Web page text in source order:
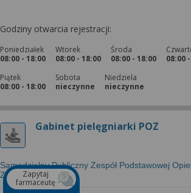
Godziny otwarcia rejestracji:
Poniedziałek
08:00 - 18:00
Wtorek
08:00 - 18:00
Środa
08:00 - 18:00
08:00
Piątek
08:00 - 18:00
Sobota
nieczynne
Niedziela
nieczynne
Gabinet pielęgniarki POZ
Samodzielny Publiczny Zespół Podstawowej
ZagórzuZapytaj
farmaceutę